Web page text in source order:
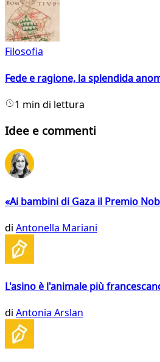
Filosofia
Fede e ragione, la splendida
1 min di lettura
Idee e commenti
«Ai bambini di Gaza il Premio
di Antonella Mariani
L'asino è l'animale più
di Antonia Arslan